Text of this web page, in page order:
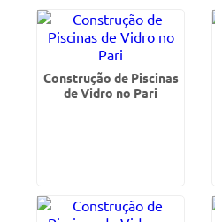
Construção de Piscinas
de Vidro no Pari